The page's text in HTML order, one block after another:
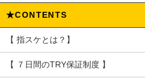
★CONTENTS
【 指スケとは？】
【 ７日間のTRY保証制度 】